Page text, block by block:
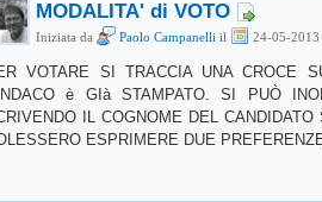
MODALITA' di VOTO
Iniziata da Paolo Campanelli il 24-05-2013
VOTARE SI TRACCIA UNA CROCE
è GIà STAMPATO. SI PUÒ
IL COGNOME DEL
ESPRIMERE DUE